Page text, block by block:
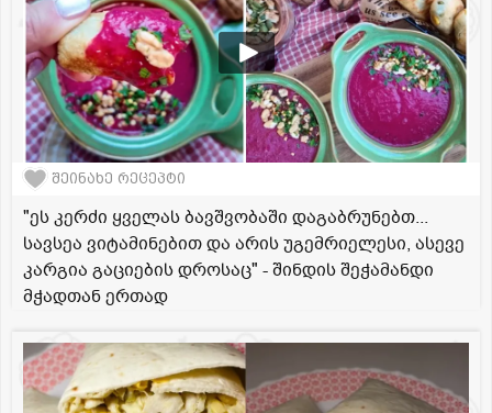
შეინახე რეცეპტი
"ეს კერძი ყველას ბავშვობაში დაგაბრუნებთ...
სავსეა ვიტამინებით და არის უგემრიელესი, ასევე
კარგია გაციების დროსაც" - შინდის შეჭამანდი
მჭადთან ერთად